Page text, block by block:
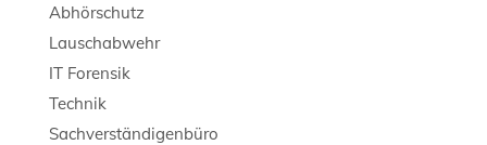
Abhörschutz
Lauschabwehr
IT Forensik
Technik
Sachverständigenbüro